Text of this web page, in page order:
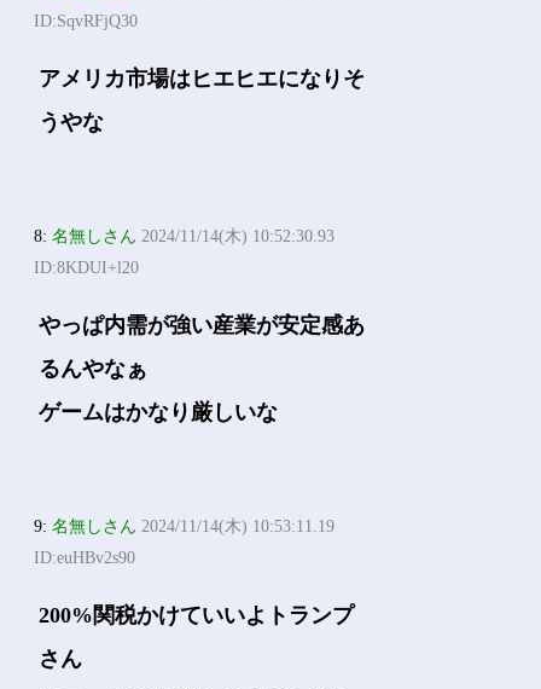
ID:SqvRFjQ30
アメリカ市場はヒエヒエになりそ
うやな
8:名無しさん 2024/11/14(木) 10:52:30.93
ID:8KDUI+l20
やっぱ内需が強い産業が安定感あ
るんやなぁ
ゲームはかなり厳しいな
9:名無しさん 2024/11/14(木) 10:53:11.19
ID:euHBv2s90
200%関税かけていいよトランプ
さん